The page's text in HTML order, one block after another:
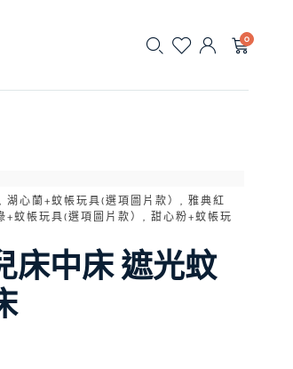
0
心蘭+蚊帳玩具(選項圖片款）, 雅典紅
蚊帳玩具(選項圖片款）, 甜心粉+蚊帳玩
床中床 遮光蚊